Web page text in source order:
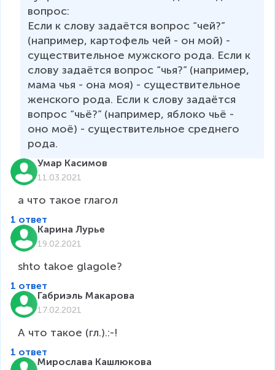
вопрос:
Если к слову задаётся вопрос “чей?”
(например, картофель чей - он мой) -
существительное мужского рода. Если к
слову задаётся вопрос “чья?” (например,
мама чья - она моя) - существительное
женского рода. Если к слову задаётся
вопрос “чьё?” (например, яблоко чьё -
оно моё) - существительное среднего
Умар Касимов
11.03.2021
а что такое глагол
1 ответ
Карина Лурье
19.02.2021
shto takoe glagole?
1 ответ
Габриэль Макарова
17.02.2021
А что такое (гл.).:-!
1 ответ
Мирослава Кашлюкова